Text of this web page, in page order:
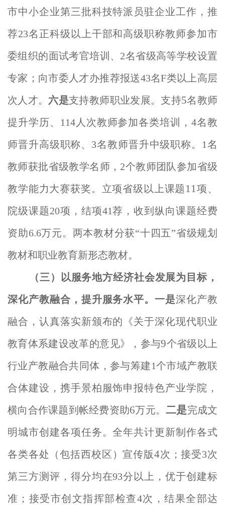
市中小企业第三批科技特派员驻企业工作，推
荐23名正科级以上干部和高级职称教师参加市
委组织的面试考官培训、2名省级高等学校设置
专家；向市委人才办推荐报送43名F类以上高层
次人才。 六是支持教师职业发展。支持5名教师
提升学历、114人次教师参加各类培训，4名教
师晋升高级职称、3名教师晋升中级职称。1名
教师获批省级教学名师，2个教师团队参加省级
教学能力大赛获奖。立项省级以上课题11项、
院级课题20项，结项41荐，收到纵向课题经费
资助6.6万元。两本教材分获“十四五”省级规划
教材和职业教育新形态教材。
（三）以服务地方经济社会发展为目标，
深化产教融合，提升服务水平。 一是深化产教
融合，认真落实新颁布的《关于深化现代职业
教育体系建设改革的意见》，参与9个省级以上
行业产教融合共同体，参与筹建1个市域产教联
合体建设，携手景柏服饰申报特色产业学院，
横向合作课题到帐经费资助6万元。 二是完成文
明城市创建各项任务。全年共计更新制作各式
各类各处（包括西校区）宣传版4次；接受3次
第三方测评，得分均在93分以上，优于创建标
准；接受市创文指挥部检查4次，结果全部达